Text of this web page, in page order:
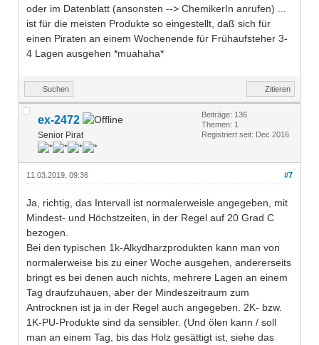
oder im Datenblatt (ansonsten --> ChemikerIn anrufen) ...
ist für die meisten Produkte so eingestellt, daß sich für
einen Piraten an einem Wochenende für Frühaufsteher 3-
4 Lagen ausgehen *muahaha*
Suchen Zitieren
ex-2472
Senior Pirat
Beiträge: 136
Themen: 1
Registriert seit: Dec 2016
#7
11.03.2019, 09:36
Ja, richtig, das Intervall ist normalerweisle angegeben, mit
Mindest- und Höchstzeiten, in der Regel auf 20 Grad C
bezogen.
Bei den typischen 1k-Alkydharzprodukten kann man von
normalerweise bis zu einer Woche ausgehen, andererseits
bringt es bei denen auch nichts, mehrere Lagen an einem
Tag draufzuhauen, aber der Mindeszeitraum zum
Antrocknen ist ja in der Regel auch angegeben. 2K- bzw.
1K-PU-Produkte sind da sensibler. (Und ölen kann / soll
man an einem Tag, bis das Holz gesättigt ist, siehe das